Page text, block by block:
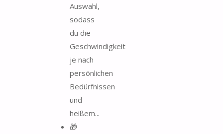
Auswahl,
sodass
du die
Geschwindigkeit
je nach
persönlichen
Bedürfnissen
und
heißem...
🎁